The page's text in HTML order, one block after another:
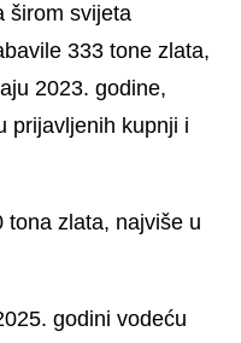
širom svijeta
333 tone zlata,
2023. godine,
prijavljenih kupnji i
tona zlata, najviše u
godini vodeću